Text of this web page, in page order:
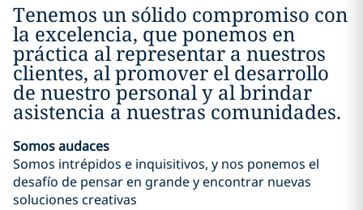
Tenemos un sólido compromiso con
la excelencia, que ponemos en
práctica al representar a nuestros
clientes, al promover el desarrollo
de nuestro personal y al brindar
asistencia a nuestras comunidades.
Somos audaces
Somos intrépidos e inquisitivos, y nos ponemos el
desafío de pensar en grande y encontrar nuevas
soluciones creativas